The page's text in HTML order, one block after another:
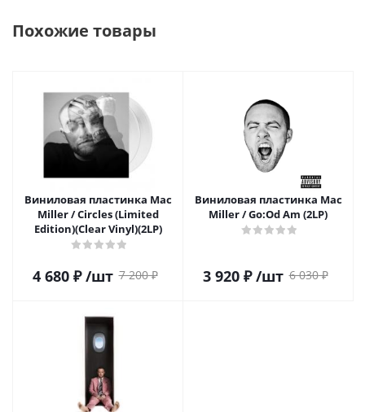
Похожие товары
Виниловая пластинка Mac
Miller / Circles (Limited
Edition)(Clear Vinyl)(2LP)
4 680₽ /шт 7 200₽
Виниловая пластинка Mac
Miller / Go:Od Am (2LP)
3 920₽ /шт 6 030₽